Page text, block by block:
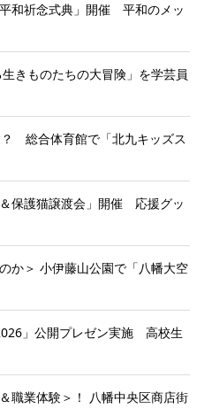
和祈念式典」開催 平和のメッ
きものたちの大冒険」を学芸員
総合体育館で「北九キッズス
保護猫譲渡会」開催 応援グッ
か＞ 小伊藤山公園で「八幡大空
」公開プレゼン実施 高校生
職業体験＞！ 八幡中央区商店街